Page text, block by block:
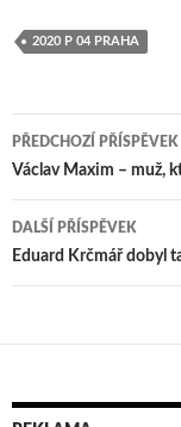
2020 P 04 PRAHA
Navigace
pro
příspěvek
PŘEDCHOZÍ PŘÍSPĚVEK
Václav Maxim – muž,
DALŠÍ PŘÍSPĚVEK
Eduard Krčmář dobyl